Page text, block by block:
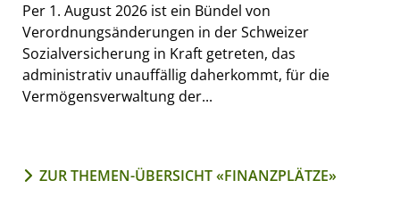
Per 1. August 2026 ist ein Bündel von
Verordnungsänderungen in der Schweizer
Sozialversicherung in Kraft getreten, das
administrativ unauffällig daherkommt, für die
Vermögensverwaltung der...
ZUR THEMEN-ÜBERSICHT «FINANZPLÄTZE»